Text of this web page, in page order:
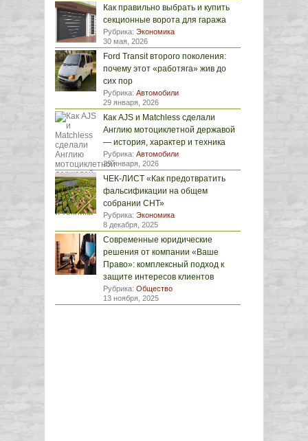
Как правильно выбрать и купить
секционные ворота для гаража
Рубрика: Экономика
30 мая, 2026
Ford Transit второго поколения:
почему этот «работяга» жив до
сих пор
Рубрика: Автомобили
29 января, 2026
Как AJS и Matchless сделали
Англию мотоциклетной державой
— история, характер и техника
Рубрика: Автомобили
29 января, 2026
ЧЕК-ЛИСТ «Как предотвратить
фальсификации на общем
собрании СНТ»
Рубрика: Экономика
8 декабря, 2025
Современные юридические
решения от компании «Ваше
Право»: комплексный подход к
защите интересов клиентов
Рубрика: Общество
13 ноября, 2025